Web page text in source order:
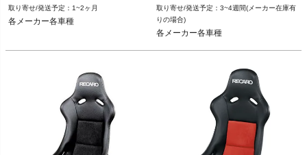
087-00-0B28
1~2ヶ月
各メーカー各車種
087-00-0B25
12VIVID"087.00.0B25"
3~4週間(メーカー在庫有
りの場合)
各メーカー各車種